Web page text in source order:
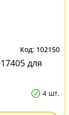
102150
для
4 шт.